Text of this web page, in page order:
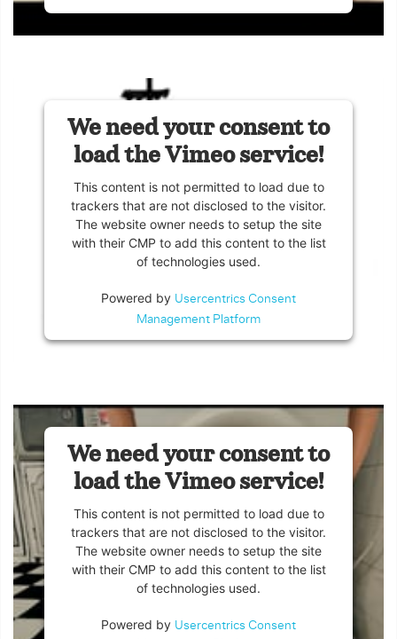
We need your consent to
load the Vimeo service!
This content is not permitted to load due to
trackers that are not disclosed to the visitor.
The website owner needs to setup the site
with their CMP to add this content to the list
of technologies used.
Powered by Usercentrics Consent
Management Platform
We need your consent to
load the Vimeo service!
This content is not permitted to load due to
trackers that are not disclosed to the visitor.
The website owner needs to setup the site
with their CMP to add this content to the list
of technologies used.
Powered by Usercentrics Consent